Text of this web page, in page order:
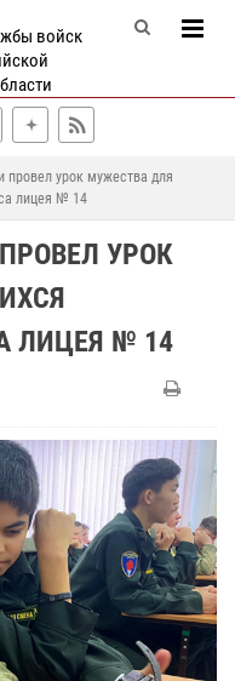
войск
провел урок мужества для
лицея № 14
УРОК
ЛИЦЕЯ № 14